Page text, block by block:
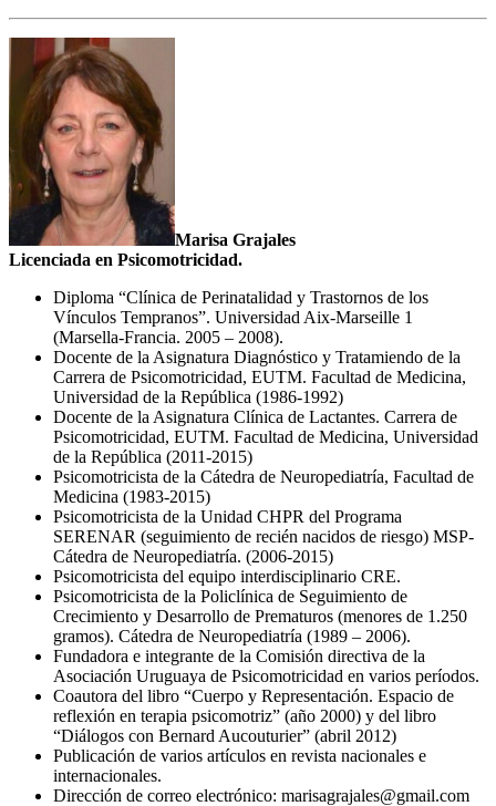
Marisa Grajales
Licenciada en Psicomotricidad.
Diploma “Clínica de Perinatalidad y Trastornos de los
Vínculos Tempranos”. Universidad Aix-Marseille 1
(Marsella-Francia. 2005 – 2008).
Docente de la Asignatura Diagnóstico y Tratamiendo de la
Carrera de Psicomotricidad, EUTM. Facultad de Medicina,
Universidad de la República (1986-1992)
Docente de la Asignatura Clínica de Lactantes. Carrera de
Psicomotricidad, EUTM. Facultad de Medicina, Universidad
de la República (2011-2015)
Psicomotricista de la Cátedra de Neuropediatría, Facultad de
Medicina (1983-2015)
Psicomotricista de la Unidad CHPR del Programa
SERENAR (seguimiento de recién nacidos de riesgo) MSP-
Cátedra de Neuropediatría. (2006-2015)
Psicomotricista del equipo interdisciplinario CRE.
Psicomotricista de la Policlínica de Seguimiento de
Crecimiento y Desarrollo de Prematuros (menores de 1.250
gramos). Cátedra de Neuropediatría (1989 – 2006).
Fundadora e integrante de la Comisión directiva de la
Asociación Uruguaya de Psicomotricidad en varios períodos.
Coautora del libro “Cuerpo y Representación. Espacio de
reflexión en terapia psicomotriz” (año 2000) y del libro
“Diálogos con Bernard Aucouturier” (abril 2012)
Publicación de varios artículos en revista nacionales e
internacionales.
Dirección de correo electrónico: marisagrajales@gmail.com